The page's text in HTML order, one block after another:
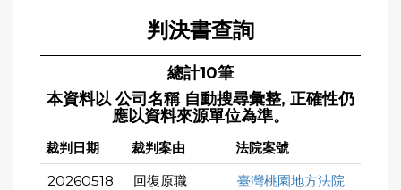
判決書查詢
總計10筆
本資料以 公司名稱 自動搜尋彙整, 正確性仍
應以資料來源單位為準。
裁判日期 裁判案由 法院案號
20260518 回復原職
臺灣桃園地方法院